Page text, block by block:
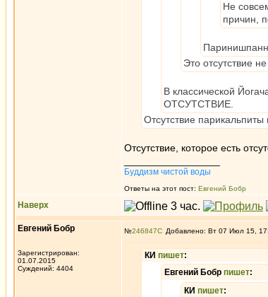
Не
причин,
Это отсутствие
В классической
ОТСУТСТВИЕ.
Отсутствие парикальпиты
Отсутствие, которое есть
Буддизм чистой воды
Ответы на этот пост: Евгений Бобр
Наверх
Евгений Бобр
Зарегистрирован:
01.07.2015
Суждений: 4404
№246847 Добавлено: Вт 07 Июл 15,
КИ пишет:
Евгений Бобр пишет:
КИ пишет: